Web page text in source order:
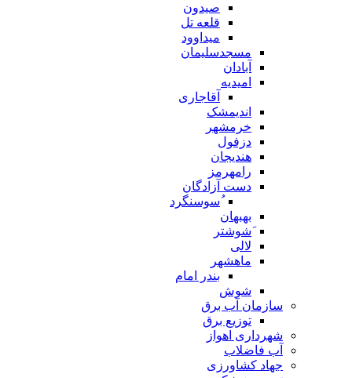
صیدون
قلعه تل
میداوود
مسجدسلیمان
آبادان
امیدیه
آقاجاری
اندیمشک
خرمشهر
دزفول
هندیجان
رامهرمز
دست آزادگان
ُسوسنگرد
بهبهان
َشوشتر
لالی
ماهشهر
بندر امام
شوش
سازمان آب برق
توزیع برق
شهرداری اهواز
آب فاضلاب
جهاد کشاورزی